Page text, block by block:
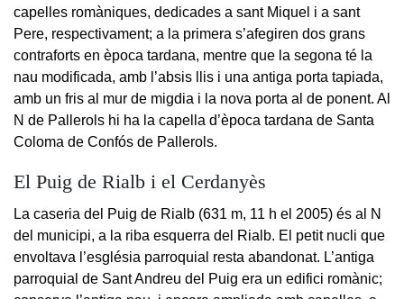
capelles romàniques, dedicades a sant Miquel i a sant
Pere, respectivament; a la primera s’afegiren dos grans
contraforts en època tardana, mentre que la segona té la
nau modificada, amb l’absis llis i una antiga porta tapiada,
amb un fris al mur de migdia i la nova porta al de ponent. Al
N de Pallerols hi ha la capella d’època tardana de Santa
Coloma de Confós de Pallerols.
El Puig de Rialb i el Cerdanyès
La caseria del Puig de Rialb (631 m, 11 h el 2005) és al N
del municipi, a la riba esquerra del Rialb. El petit nucli que
envoltava l’església parroquial resta abandonat. L’antiga
parroquial de Sant Andreu del Puig era un edifici romànic;